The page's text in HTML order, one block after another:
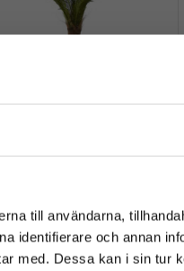
till användarna,
identifierare och annan
med. Dessa kan i sin tur
Från:3279kr
Lägg till i varukorg
ditt val längst upp